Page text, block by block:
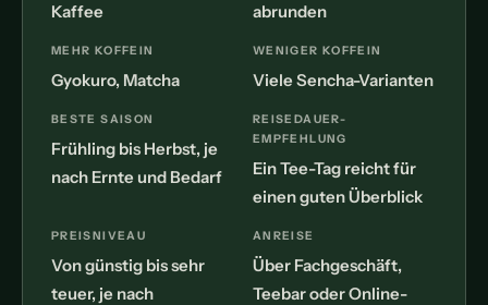
Kaffee
abrunden
MEHR KOFFEIN
Gyokuro, Matcha
WENIGER KOFFEIN
Viele Sencha-Varianten
BESTE SAISON
Frühling bis Herbst, je
nach Ernte und Bedarf
REISEDAUER-
EMPFEHLUNG
Ein Tee-Tag reicht für
einen guten Überblick
PREISNIVEAU
Von günstig bis sehr
teuer, je nach
ANREISE
Über Fachgeschäft,
Teebar oder Online-